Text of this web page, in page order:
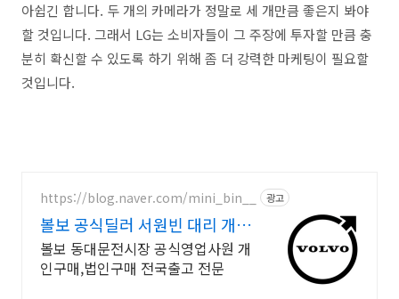
아쉽긴 합니다. 두 개의 카메라가 정말로 세 개만큼 좋은지 봐야
할 것입니다. 그래서 LG는 소비자들이 그 주장에 투자할 만큼 충
분히 확신할 수 있도록 하기 위해 좀 더 강력한 마케팅이 필요할
것입니다.
https://blog.naver.com/mini_bin__ 광고
볼보 공식딜러 서원빈 대리 개
인,법인진행,전국출고전문
볼보 동대문전시장 공식영업사원 개
인구매,법인구매 전국출고 전문